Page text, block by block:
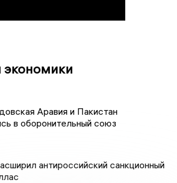
экономики
Аравия и Пакистан
в оборонительный союз
антироссийский санкционный